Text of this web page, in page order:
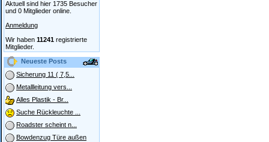
Aktuell sind hier 1735 Besucher
und 0 Mitglieder online.
Anmeldung
Wir haben 11241 registrierte
Mitglieder.
Neueste Posts
Sicherung 11 ( 7,5...
Metallleitung vers...
Alles Plastik - Br...
Suche Rückleuchte ...
Roadster scheint n...
Bowdenzug Türe außen